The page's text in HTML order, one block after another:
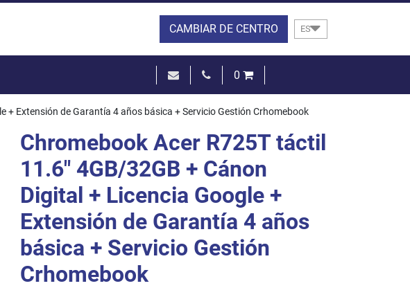
CAMBIAR DE CENTRO ES
0
+ Extensión de Garantía 4 años básica + Servicio Gestión Crhomebook
Chromebook Acer R725T táctil
11.6" 4GB/32GB + Cánon
Digital + Licencia Google +
Extensión de Garantía 4 años
básica + Servicio Gestión
Crhomebook